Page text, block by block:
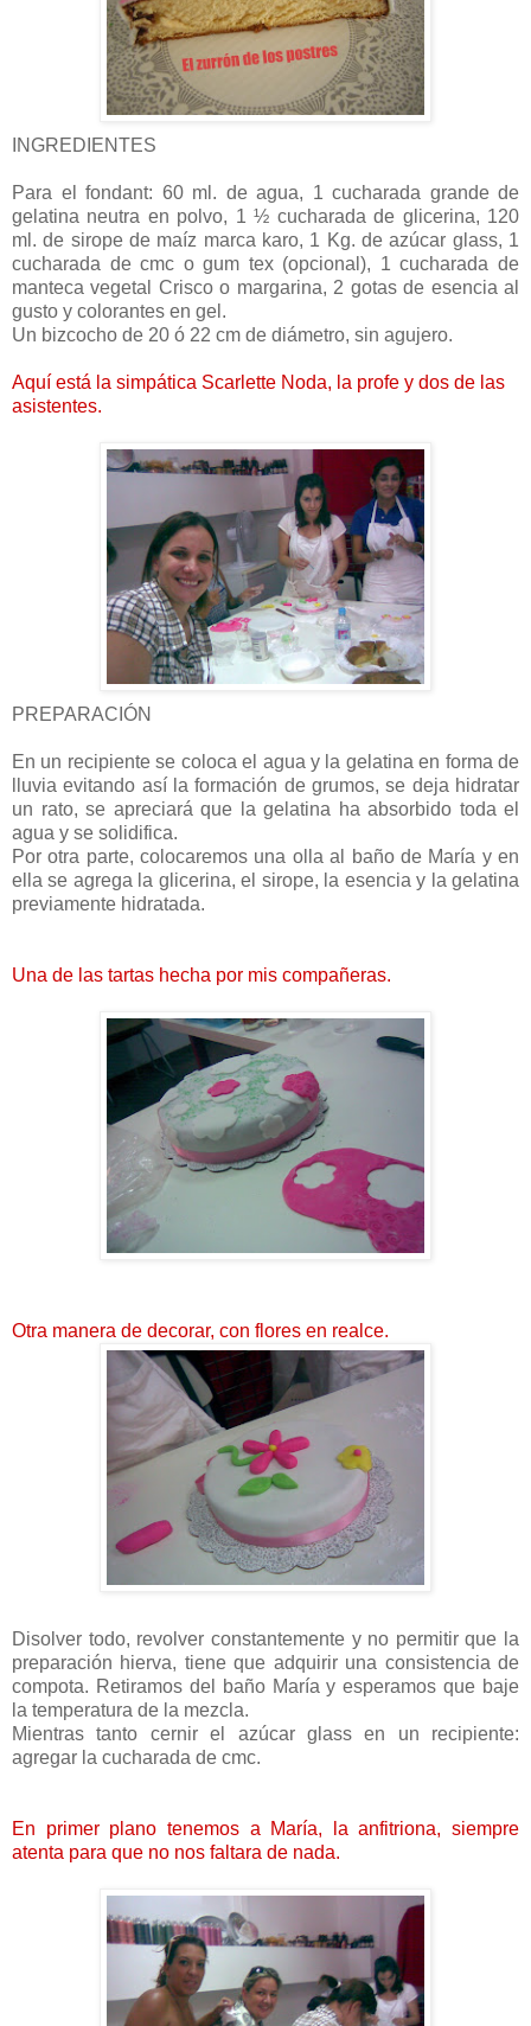
INGREDIENTES
Para el fondant: 60 ml. de agua, 1 cucharada grande de
gelatina neutra en polvo, 1 ½ cucharada de glicerina, 120
ml. de sirope de maíz marca karo, 1 Kg. de azúcar glass, 1
cucharada de cmc o gum tex (opcional), 1 cucharada de
manteca vegetal Crisco o margarina, 2 gotas de esencia al
gusto y colorantes en gel.
Un bizcocho de 20 ó 22 cm de diámetro, sin agujero.
Aquí está la simpática Scarlette Noda, la profe y dos de las
asistentes.
PREPARACIÓN
En un recipiente se coloca el agua y la gelatina en forma de
lluvia evitando así la formación de grumos, se deja hidratar
un rato, se apreciará que la gelatina ha absorbido toda el
agua y se solidifica.
Por otra parte, colocaremos una olla al baño de María y en
ella se agrega la glicerina, el sirope, la esencia y la gelatina
previamente hidratada.
Una de las tartas hecha por mis compañeras.
Otra manera de decorar, con flores en realce.
Disolver todo, revolver constantemente y no permitir que la
preparación hierva, tiene que adquirir una consistencia de
compota. Retiramos del baño María y esperamos que baje
la temperatura de la mezcla.
Mientras tanto cernir el azúcar glass en un recipiente:
agregar la cucharada de cmc.
En primer plano tenemos a María, la anfitriona, siempre
atenta para que no nos faltara de nada.